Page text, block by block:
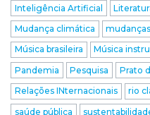
Inteligência Artificial
Mudança climática
Música brasileira
Música
Pandemia
Pesquisa Prato
Relações INternacionais
rio
saúde pública